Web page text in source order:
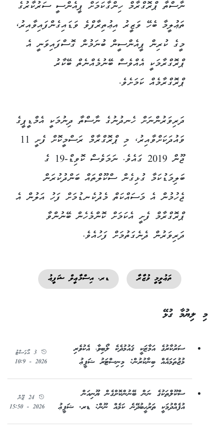
ނާސްތާ ޕްރޮގްރާމް ހިންގާކަމަށް ޕީއެންސީ ސަރުކާރުގެ
ތަޢުލީމާ ބެހޭ ވަޒީރު އިޢުތިރާފްވެ ވަޑައިގެންފައިވާއިރު،
މީގެ ކުރިން ޕީއެންސީން ބުނަމުން ގޮސްފައިވަނީ އެ
ޕްރޮގްރާމަކީ އެއްވެސް ބޭނުމެއްނެތް ބޭކާރު
ޕްރޮގްރާމެއް ކަމަށެވެ.
ދަރިވަރުންނަށް ހެނދުނުގެ ނާސްތާ ދިނުމަކީ އެމްޑީޕީގެ
ވައުދަކަށްވާއިރު، މި ޕްރޮގްރާމް ރަސްމީކޮށް ފެށީ 11
ޖޫން 2019 ގައެވެ. ނަމަވެސް ކޮވިޑް-19 ގެ
ބަލިމަޑުކަމާ ގުޅިގެން ސްކޫލްތައް ބަންދުކުރަން
ޖެހުމުން އެ މަސައްކަތް މެދުކެނޑުމަށް ފަހު އަލުން އެ
ޕްރޮގްރާމް ފެށީ އެކަމަށް ކޮންމެހެން ބޭނުންވާ
ދަރިވަރުން ދެނެގަތުމަށް ފަހުއެވެ.
ތަޢުލީމީ ވުޒާރާ ޑރ. އިސްމާޢީލް ޝަފީޢު
މި ލިޔުމާ ގުޅޭ
ސަރުކާރުގެ އަމާޒަކީ ޤައުމުދެކެ ލޯބިވާ، އެކުވެރި
މުޖުތަމައެއް ބިނާކުރުން: މިނިސްޓަރު ޝަފީޢު
3 އޯގަސްޓު
2026 - 10:9
ސްކޫލްތަކުގެ ނަން ބޭނުންކޮށްގެން ޔޫނިއަން
އުފެއްދުމަކީ ތަރުޙީބުދޭނެ ކަމެއް ނޫން: ޑރ. ޝަފީޢު
24 ޖޫން
2026 - 15:50